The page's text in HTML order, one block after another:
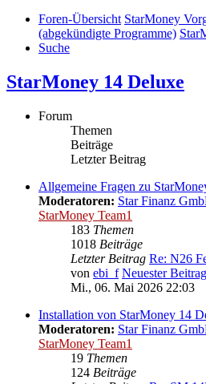
Foren-Übersicht StarMoney
(abgekündigte Programme)
Suche
StarMoney 14 Deluxe
Forum
Themen
Beiträge
Letzter Beitrag
Allgemeine Fragen zu
Moderatoren: Star Finanz
StarMoney Team1
183 Themen
1018 Beiträge
Letzter Beitrag Re: N26
von ebi_f Neuester Beitrag
Mi., 06. Mai 2026 22:03
Installation von StarMoney 14
Moderatoren: Star Finanz
StarMoney Team1
19 Themen
124 Beiträge